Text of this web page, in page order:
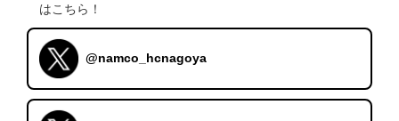
はこちら！
@namco_hcnagoya